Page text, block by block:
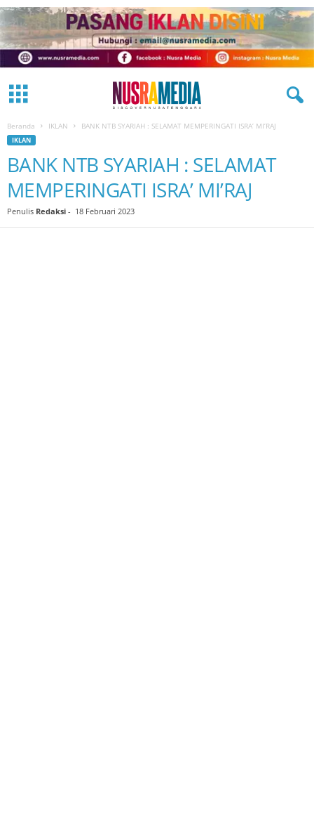
Beranda IKLAN BANK NTB SYARIAH : SELAMAT MEMPERINGATI ISRA’ MI’RAJ
IKLAN
BANK NTB SYARIAH : SELAMAT
MEMPERINGATI ISRA’ MI’RAJ
Penulis Redaksi - 18 Februari 2023